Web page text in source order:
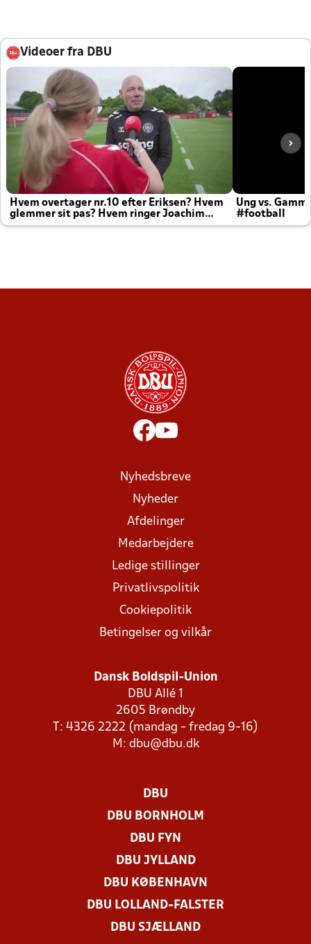
Videoer fra DBU
Hvem overtager nr.10 efter Eriksen? Hvem
glemmer sit pas? Hvem ringer Joachim
altid til efter kampe?
Ung vs.
#football
Nyhedsbreve
Nyheder
Afdelinger
Medarbejdere
Ledige stillinger
Privatlivspolitik
Cookiepolitik
Betingelser og vilkår
Dansk Boldspil-Union
DBU Allé 1
2605 Brøndby
T: 4326 2222 (mandag - fredag 9-16)
M: dbu@dbu.dk
DBU
DBU BORNHOLM
DBU FYN
DBU JYLLAND
DBU KØBENHAVN
DBU LOLLAND-FALSTER
DBU SJÆLLAND